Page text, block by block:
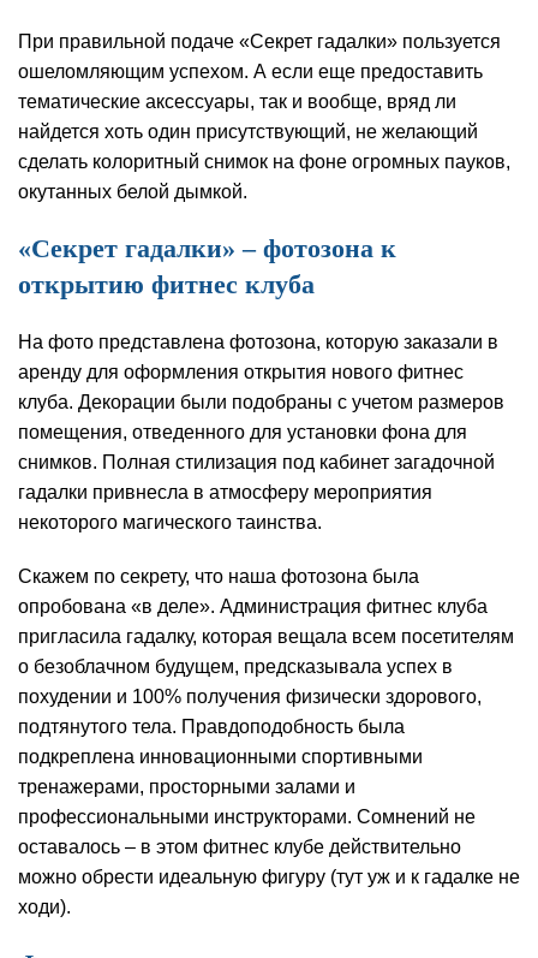
При правильной подаче «Секрет гадалки» пользуется
ошеломляющим успехом. А если еще предоставить
тематические аксессуары, так и вообще, вряд ли
найдется хоть один присутствующий, не желающий
сделать колоритный снимок на фоне огромных пауков,
окутанных белой дымкой.
«Секрет гадалки» – фотозона к
открытию фитнес клуба
На фото представлена фотозона, которую заказали в
аренду для оформления открытия нового фитнес
клуба. Декорации были подобраны с учетом размеров
помещения, отведенного для установки фона для
снимков. Полная стилизация под кабинет загадочной
гадалки привнесла в атмосферу мероприятия
некоторого магического таинства.
Скажем по секрету, что наша фотозона была
опробована «в деле». Администрация фитнес клуба
пригласила гадалку, которая вещала всем посетителям
о безоблачном будущем, предсказывала успех в
похудении и 100% получения физически здорового,
подтянутого тела. Правдоподобность была
подкреплена инновационными спортивными
тренажерами, просторными залами и
профессиональными инструкторами. Сомнений не
оставалось – в этом фитнес клубе действительно
можно обрести идеальную фигуру (тут уж и к гадалке не
ходи).